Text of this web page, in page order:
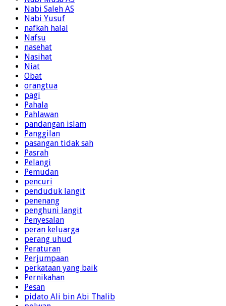
Nabi Saleh AS
Nabi Yusuf
nafkah halal
Nafsu
nasehat
Nasihat
Niat
Obat
orangtua
pagi
Pahala
Pahlawan
pandangan islam
Panggilan
pasangan tidak sah
Pasrah
Pelangi
Pemudan
pencuri
penduduk langit
penenang
penghuni langit
Penyesalan
peran keluarga
perang uhud
Peraturan
Perjumpaan
perkataan yang baik
Pernikahan
Pesan
pidato Ali bin Abi Thalib